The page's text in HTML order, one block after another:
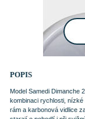
POPIS
Model Samedi Dimanche
kombinaci rychlosti, nízké
rám a karbonová vidlice